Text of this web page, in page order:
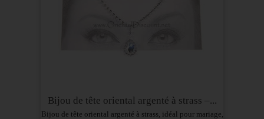
Bijou de tête oriental argenté à strass –...
Bijou de tête oriental argenté à strass, idéal pour mariage,